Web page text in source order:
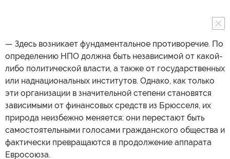
— Здесь возникает фундаментальное противоречие. По
определению НПО должна быть независимой от какой-
либо политической власти, а также от государственных
или наднациональных институтов. Однако, как только
эти организации в значительной степени становятся
зависимыми от финансовых средств из Брюсселя, их
природа неизбежно меняется: они перестают быть
самостоятельными голосами гражданского общества и
фактически превращаются в продолжение аппарата
Евросоюза.